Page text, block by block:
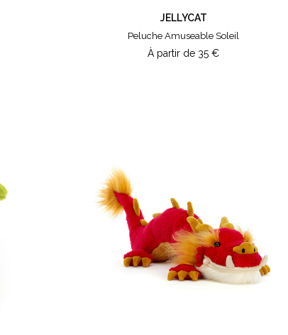
JELLYCAT
Peluche Amuseable Soleil
À partir de 35 €